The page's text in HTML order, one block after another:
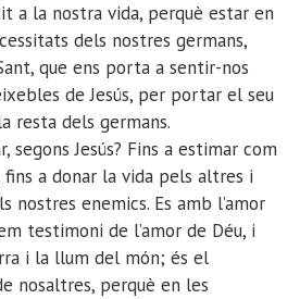
a la nostra vida, perquè estar en
dels nostres germans,
que ens porta a sentir-nos
de Jesús, per portar el seu
resta dels germans.
segons Jesús? Fins a estimar com
fins a donar la vida pels altres i
nostres enemics. Es amb l’amor
testimoni de l’amor de Déu, i
i la llum del món; és el
nosaltres, perquè en les